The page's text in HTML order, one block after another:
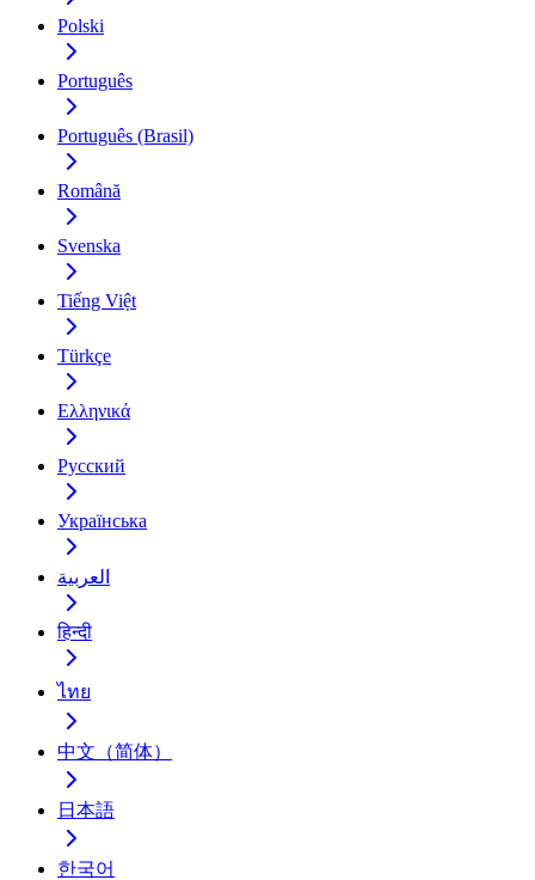
Polski
Português
Português (Brasil)
Română
Svenska
Tiếng Việt
Türkçe
Ελληνικά
Русский
Українська
العربية
हिन्दी
ไทย
中文（简体）
日本語
한국어